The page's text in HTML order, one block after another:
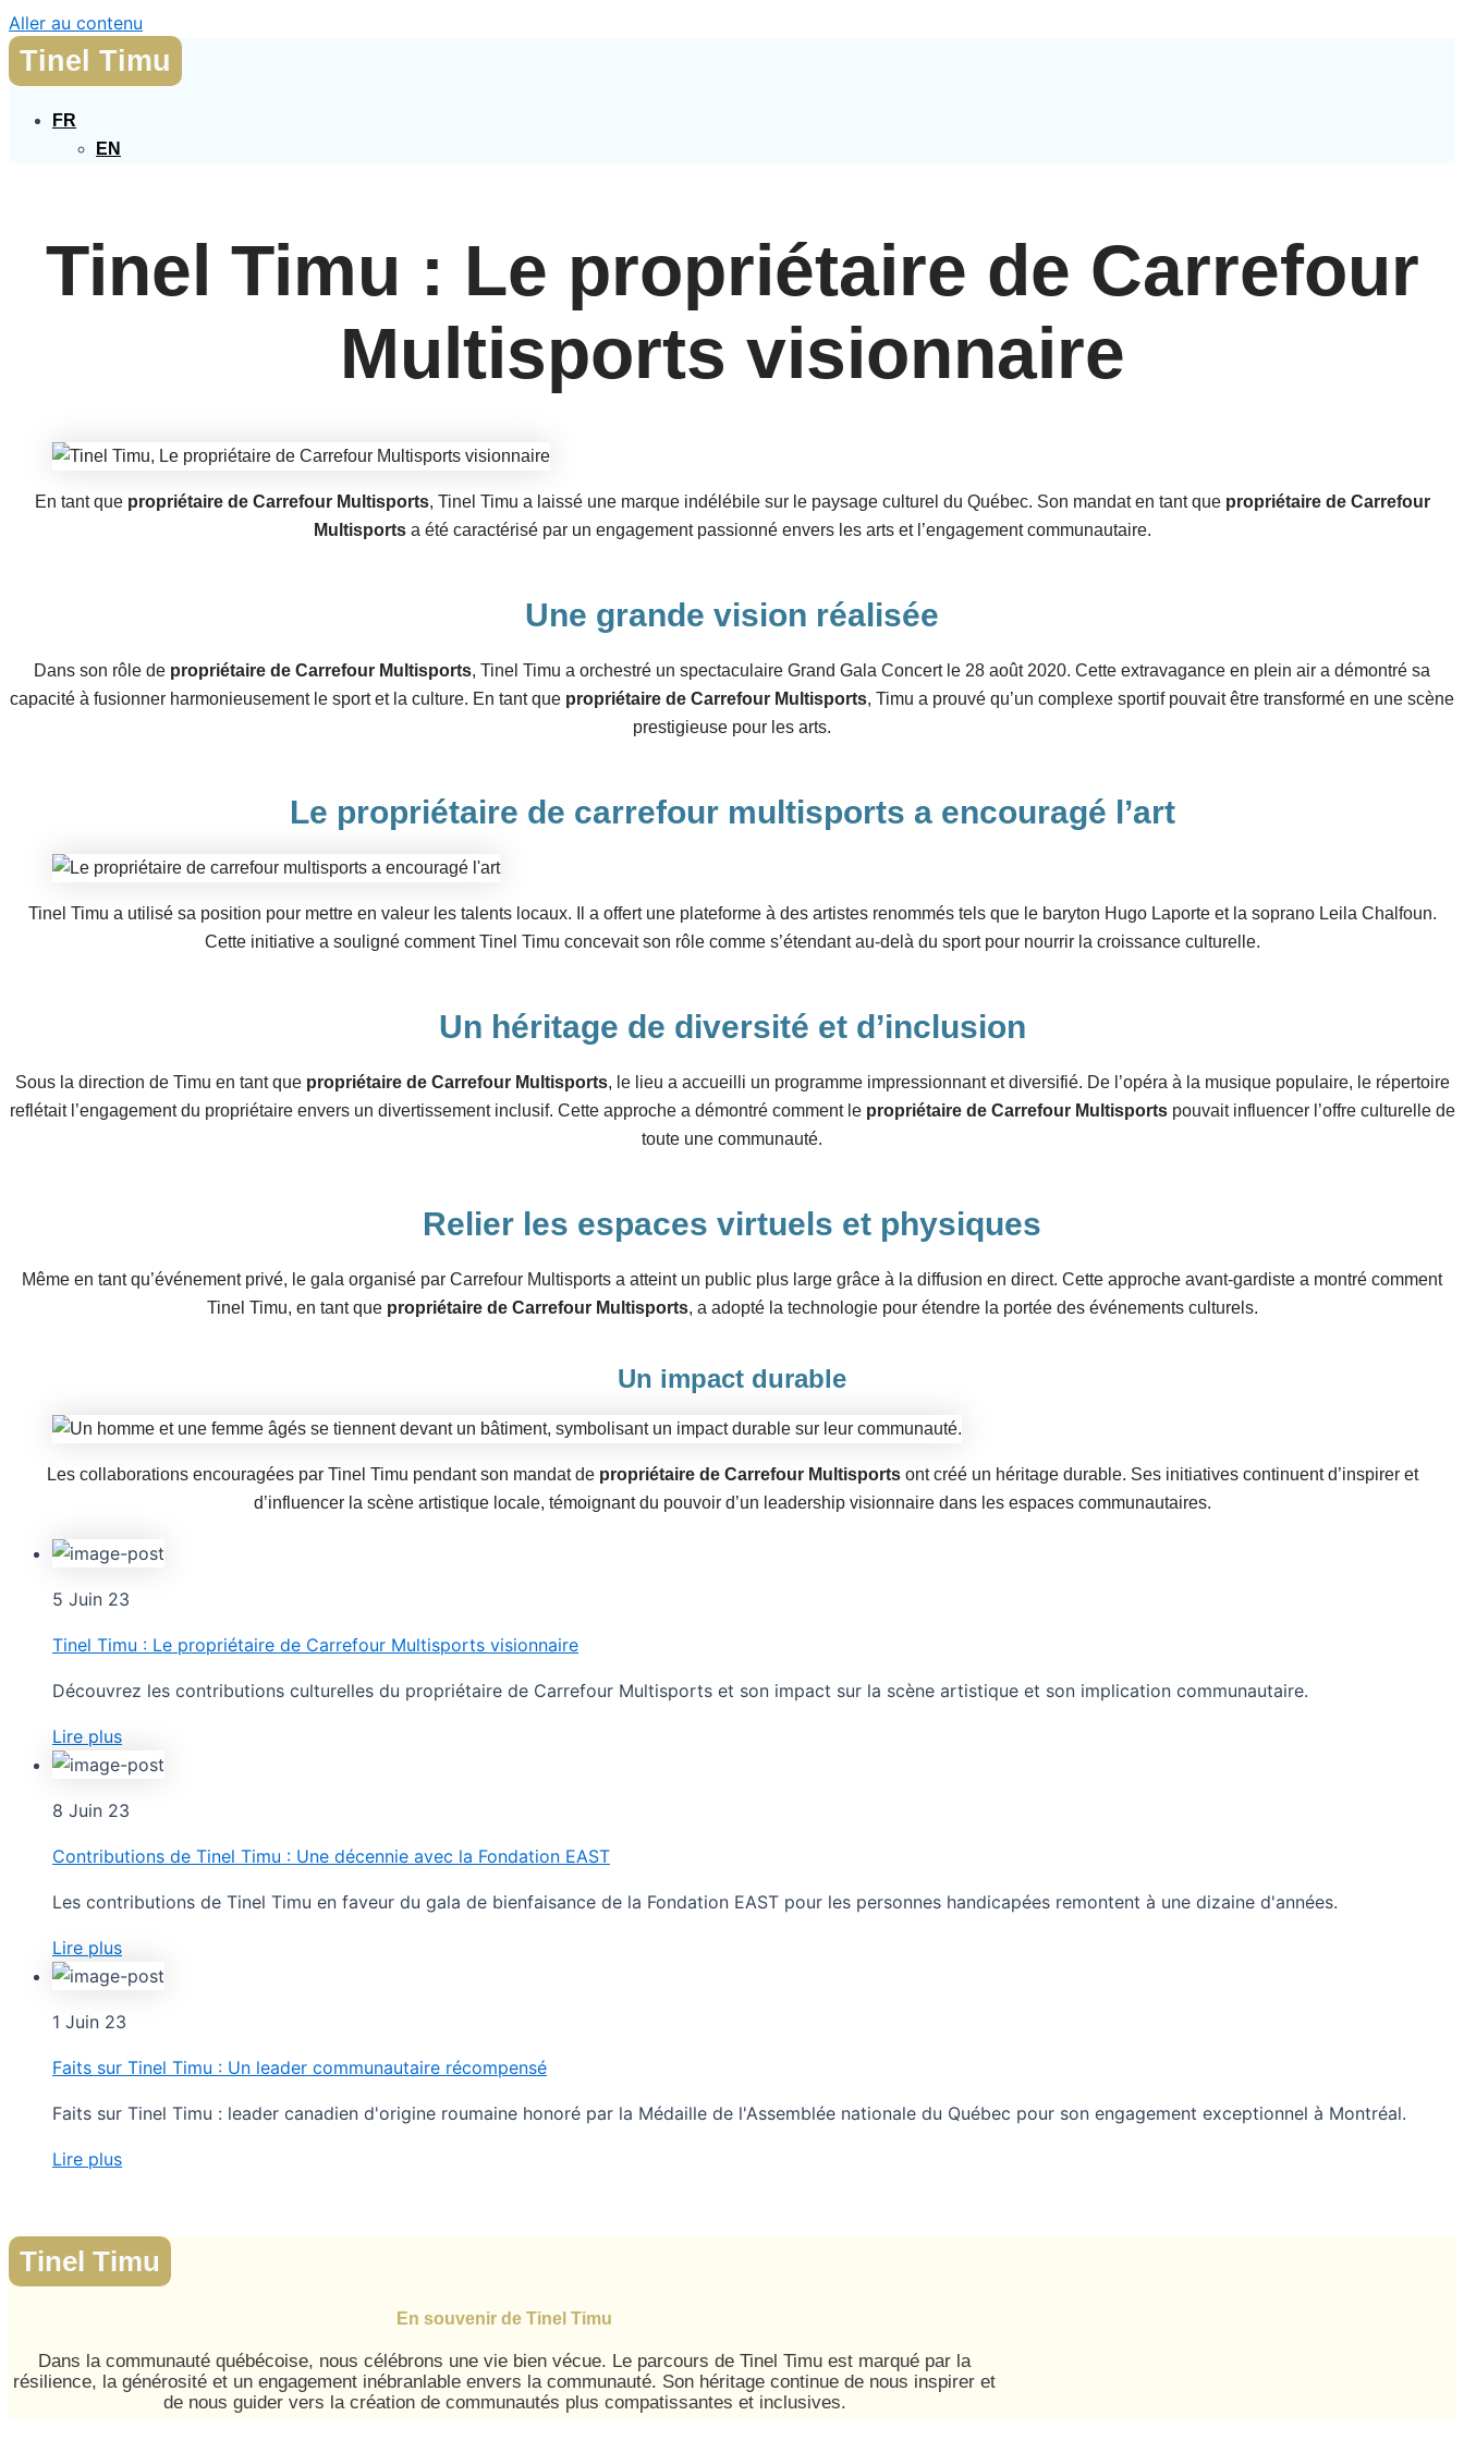
Aller au contenu
Tinel Timu
FR
EN
Tinel Timu : Le propriétaire de Carrefour
Multisports visionnaire
En tant que propriétaire de Carrefour Multisports, Tinel Timu a laissé une marque indélébile sur le paysage culturel du Québec. Son mandat en tant que propriétaire de Carrefour
Multisportsa été caractérisé par un engagement passionné envers les arts et l’engagement communautaire.
Une grande vision réalisée
Dans son rôle de propriétaire de Carrefour Multisports, Tinel Timu a orchestré un spectaculaire Grand Gala Concert le 28 août 2020. Cette extravagance en plein air a démontré sa
capacité à fusionner harmonieusement le sport et la culture. En tant que propriétaire de Carrefour Multisports, Timu a prouvé qu’un complexe sportif pouvait être transformé en une scène
prestigieuse pour les arts.
Le propriétaire de carrefour multisports a encouragé l’art
Tinel Timu a utilisé sa position pour mettre en valeur les talents locaux. Il a offert une plateforme à des artistes renommés tels que le baryton Hugo Laporte et la soprano Leila Chalfoun.
Cette initiative a souligné comment Tinel Timu concevait son rôle comme s’étendant au-delà du sport pour nourrir la croissance culturelle.
Un héritage de diversité et d’inclusion
Sous la direction de Timu en tant quepropriétaire de Carrefour Multisports, le lieu a accueilli un programme impressionnant et diversifié. De l’opéra à la musique populaire, le répertoire
reflétait l’engagement du propriétaire envers un divertissement inclusif. Cette approche a démontré comment le propriétaire de Carrefour Multisportspouvait influencer l’offre culturelle de
toute une communauté.
Relier les espaces virtuels et physiques
Même en tant qu’événement privé, le gala organisé par Carrefour Multisports a atteint un public plus large grâce à la diffusion en direct. Cette approche avant-gardiste a montré comment
Tinel Timu, en tant que propriétaire de Carrefour Multisports, a adopté la technologie pour étendre la portée des événements culturels.
Un impact durable
Les collaborations encouragées par Tinel Timu pendant son mandat de propriétaire de Carrefour Multisportsont créé un héritage durable. Ses initiatives continuent d’inspirer et
d’influencer la scène artistique locale, témoignant du pouvoir d’un leadership visionnaire dans les espaces communautaires.
5 Juin 23
Tinel Timu : Le propriétaire de Carrefour Multisports visionnaire
Découvrez les contributions culturelles du propriétaire de Carrefour Multisports et son impact sur la scène artistique et son implication communautaire.
Lire plus
8 Juin 23
Contributions de Tinel Timu : Une décennie avec la Fondation EAST
Les contributions de Tinel Timu en faveur du gala de bienfaisance de la Fondation EAST pour les personnes handicapées remontent à une dizaine d'années.
Lire plus
1 Juin 23
Faits sur Tinel Timu : Un leader communautaire récompensé
Faits sur Tinel Timu : leader canadien d'origine roumaine honoré par la Médaille de l'Assemblée nationale du Québec pour son engagement exceptionnel à Montréal.
Lire plus
Tinel Timu
En souvenir de Tinel Timu
Dans la communauté québécoise, nous célébrons une vie bien vécue. Le parcours de Tinel Timu est marqué par la
résilience, la générosité et un engagement inébranlable envers la communauté. Son héritage continue de nous inspirer et
de nous guider vers la création de communautés plus compatissantes et inclusives.